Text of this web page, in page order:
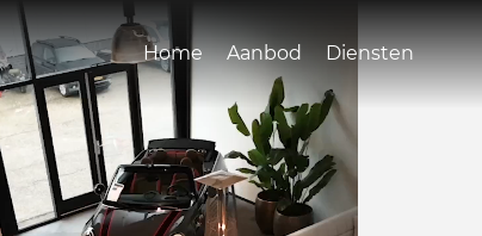
Home Aanbod Diensten